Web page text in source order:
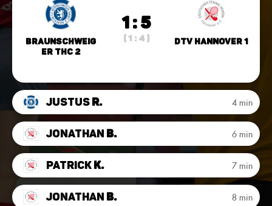
Braunschweig
er THC 2
1 : 5
( 1 : 4 ) DTV Hannover 1
JustusR. 4 min
Jonathan B. 6 min
PatrickK. 7 min
Jonathan B. 8 min